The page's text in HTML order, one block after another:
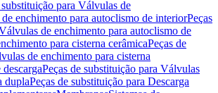
substituição para Válvulas de
enchimento para autoclismo de interiorPeças
de enchimento para autoclismo de
para cisterna cerâmicaPeças de
de enchimento para cisterna
Peças de substituição para Válvulas
duplaPeças de substituição para Descarga